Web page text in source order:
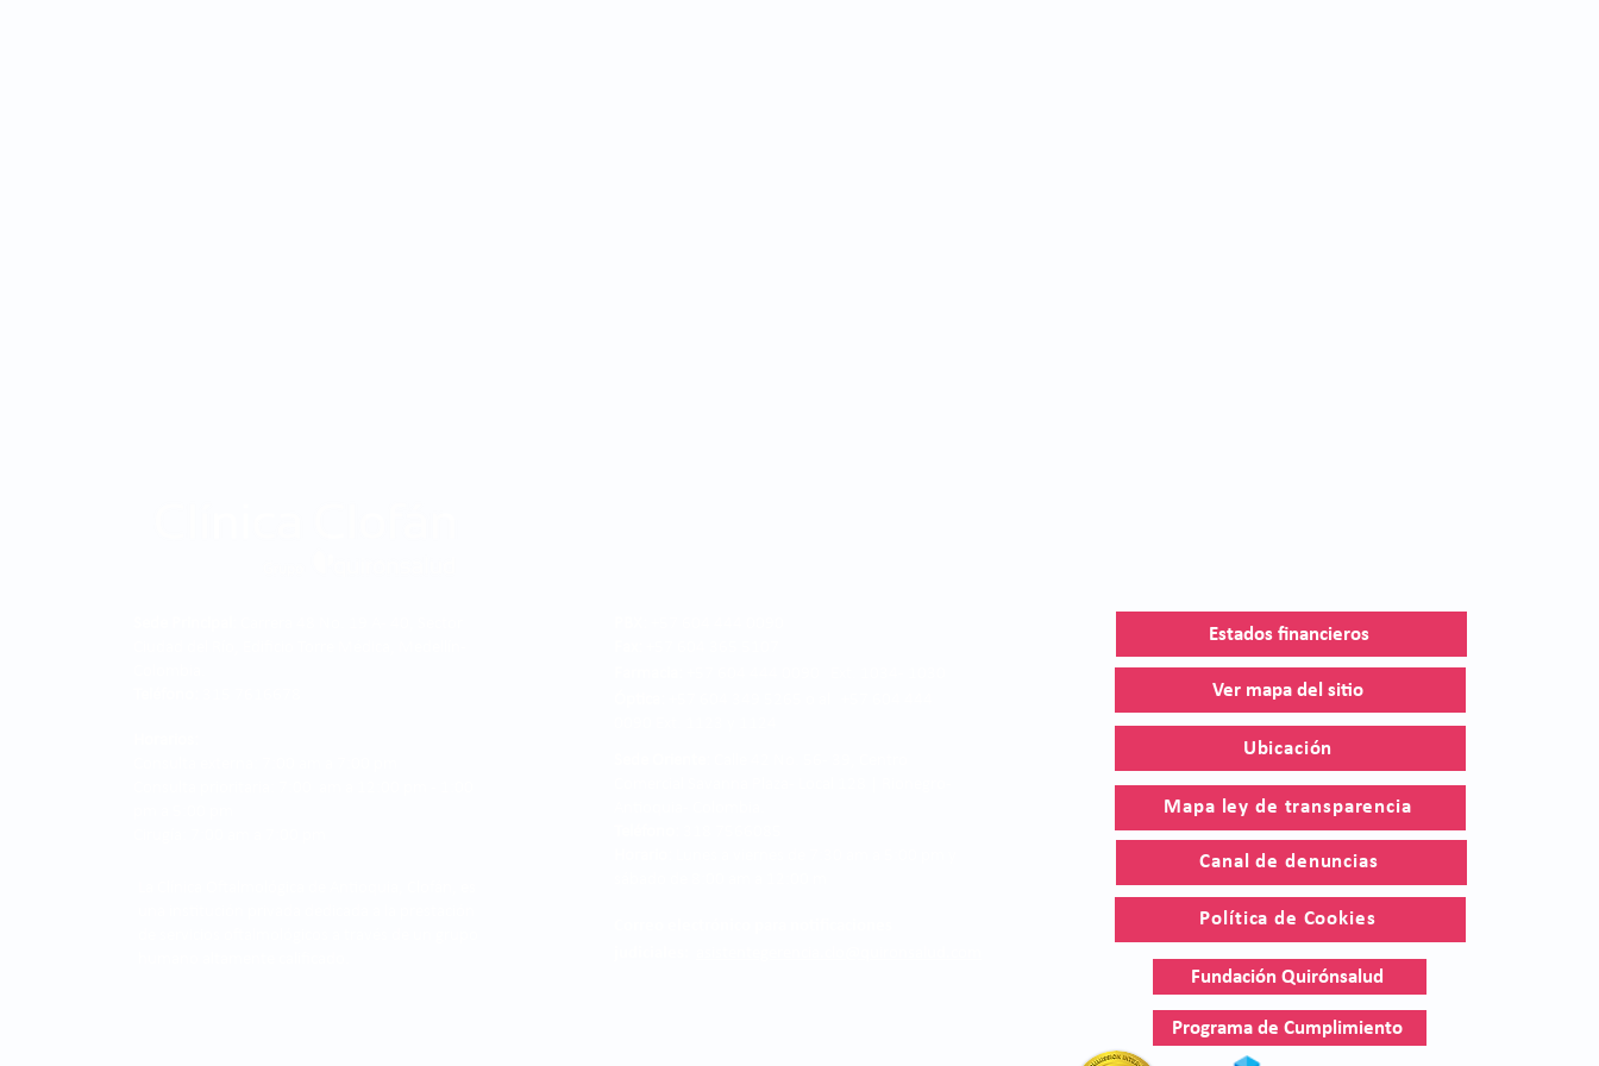
Estados financieros
Ver mapa del sitio
Ubicación
Mapa ley de transparencia
Canal de denuncias
Política de Cookies
Fundación Quirónsalud
Programa de Cumplimiento